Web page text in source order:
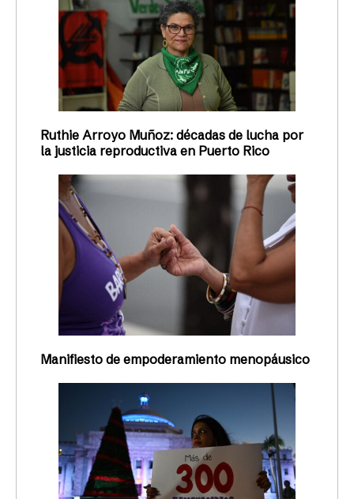
Ruthie Arroyo Muñoz: décadas de lucha por
la justicia reproductiva en Puerto Rico
Manifiesto de empoderamiento menopáusico